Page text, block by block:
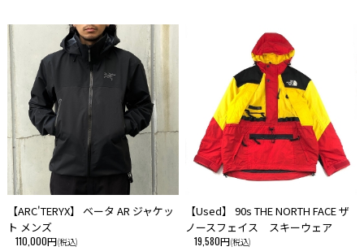
【ARC'TERYX】 ベータ AR ジャケッ
ト メンズ
110,000円(税込)
【Used】 90s THE NORTH FACE ザ
ノースフェイス スキーウェア
19,580円(税込)